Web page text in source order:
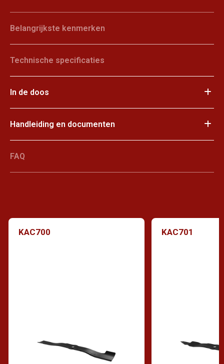
Belangrijkste kenmerken
Technische specificaties
In de doos
Handleiding en documenten
FAQ
KAC700 KAC701